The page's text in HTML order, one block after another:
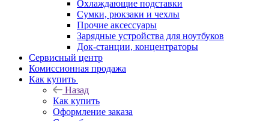
Охлаждающие подставки
Сумки, рюкзаки и чехлы
Прочие аксессуары
Зарядные устройства для ноутбуков
Док-станции, концентраторы
Сервисный центр
Комиссионная продажа
Как купить
Назад
Как купить
Оформление заказа